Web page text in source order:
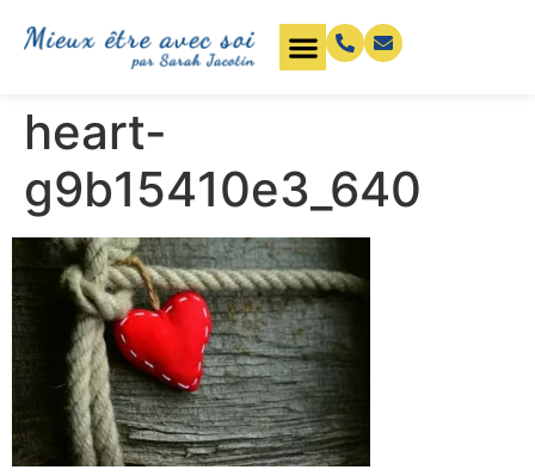
heart-
g9b15410e3_640